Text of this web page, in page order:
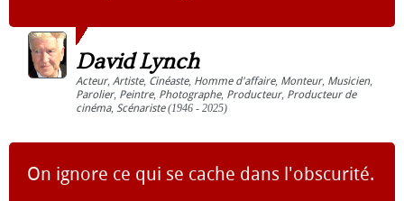
David Lynch
Acteur, Artiste, Cinéaste, Homme d'affaire, Monteur, Musicien,
Parolier, Peintre, Photographe, Producteur, Producteur de
cinéma, Scénariste(1946 - 2025)
On ignore ce qui se cache dans l'obscurité.